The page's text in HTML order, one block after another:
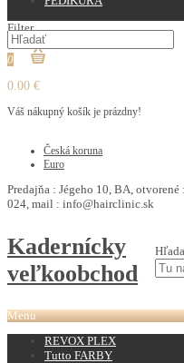
Filter
0
0.00 €
Váš nákupný košík je prázdny!
Česká koruna
Euro
Predajňa : Jégeho 10, BA,
024, mail : info@hairclinic.sk
Kadernícky
veľkoobchod
Menu
REVOX PLEX
Tutto FARBY